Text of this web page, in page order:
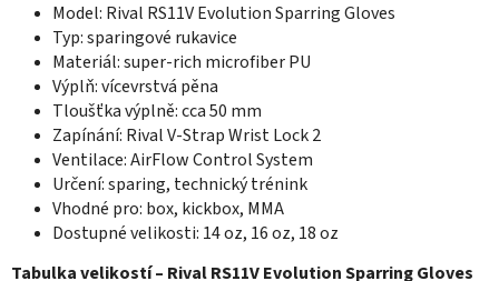
Model: Rival RS11V Evolution Sparring Gloves
Typ: sparingové rukavice
Materiál: super-rich microfiber PU
Výplň: vícevrstvá pěna
Tloušťka výplně: cca 50 mm
Zapínání: Rival V-Strap Wrist Lock 2
Ventilace: AirFlow Control System
Určení: sparing, technický trénink
Vhodné pro: box, kickbox, MMA
Dostupné velikosti: 14 oz, 16 oz, 18 oz
Tabulka velikostí – Rival RS11V Evolution Sparring Gloves